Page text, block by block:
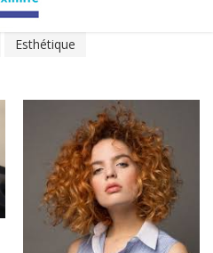
Esthétique